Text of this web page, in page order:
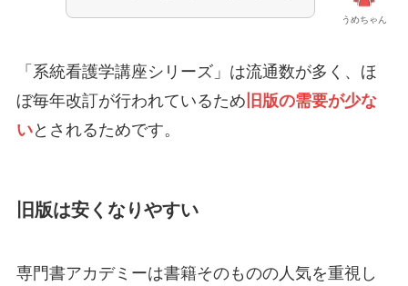
うめちゃん
「系統看護学講座シリーズ」は流通数が多く、ほ
ぼ毎年改訂が行われているため 旧版の需要が少な
いとされるためです。
旧版は安くなりやすい
専門書アカデミーは書籍そのものの人気を重視し